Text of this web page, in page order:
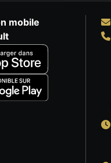
mobile